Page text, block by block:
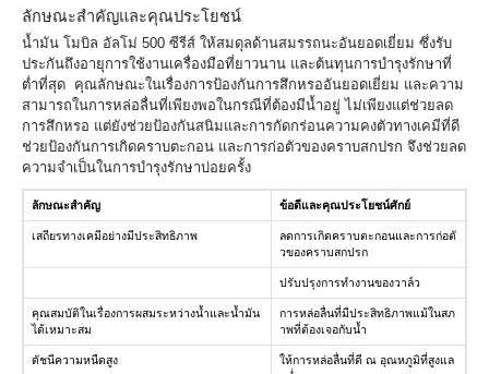
ลักษณะสำคัญและคุณประโยชน์
น้ำมัน โมบิล อัลโม่ 500 ซีรีส์ ให้สมดุลด้านสมรรถนะอันยอดเยี่ยม ซึ่งรับ
ประกันถึงอายุการใช้งานเครื่องมือที่ยาวนาน และต้นทุนการบำรุงรักษาที่
ต่ำที่สุด คุณลักษณะในเรื่องการป้องกันการสึกหรออันยอดเยี่ยม และความ
สามารถในการหล่อลื่นที่เพียงพอในกรณีที่ต้องมีน้ำอยู่ ไม่เพียงแต่ช่วยลด
การสึกหรอ แต่ยังช่วยป้องกันสนิมและการกัดกร่อนความคงตัวทางเคมีที่ดี
ช่วยป้องกันการเกิดคราบตะกอน และการก่อตัวของคราบสกปรก จึงช่วยลด
ความจำเป็นในการบำรุงรักษาบ่อยครั้ง
ลักษณะสำคัญ ข้อดีและคุณประโยชน์ศักย์
เสถียรทางเคมีอย่างมีประสิทธิภาพ
ลดการเกิดคราบตะกอนและการก่อตั
วของคราบสกปรก
ปรับปรุงการทำงานของวาล์ว
คุณสมบัติในเรื่องการผสมระหว่างน้ำและน้ำมัน
ได้เหมาะสม
การหล่อลื่นที่มีประสิทธิภาพแม้ในสภ
าพที่ต้องเจอกับน้ำ
ดัชนีความหนืดสูง
ให้การหล่อลื่นที่ดี ณ อุณหภูมิที่สูงแล